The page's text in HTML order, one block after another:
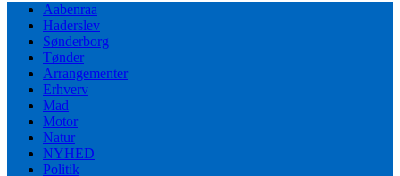
Aabenraa
Haderslev
Sønderborg
Tønder
Arrangementer
Erhverv
Mad
Motor
Natur
NYHED
Politik